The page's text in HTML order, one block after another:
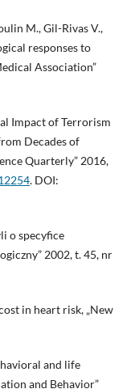
M., Gil-Rivas V.,
responses to
Association”
Impact of Terrorism
Decades of
Quarterly” 2016,
. DOI:
o specyfice
2002, t. 45, nr
in heart risk, „New
and life
and Behavior”